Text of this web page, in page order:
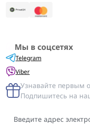
Мы в соцсетях
Telegram
Viber
Узнавайте первым
Подпишитесь на